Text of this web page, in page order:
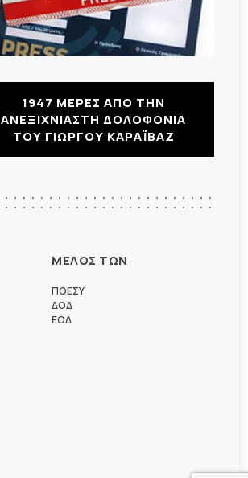
1947 ΜΕΡΕΣ ΑΠΟ ΤΗΝ
ΑΝΕΞΙΧΝΙΑΣΤΗ ΔΟΛΟΦΟΝΙΑ
ΤΟΥ ΓΙΩΡΓΟΥ ΚΑΡΑΪΒΑΖ
ΜΕΛΟΣ ΤΩΝ
ΠΟΕΣΥ
ΔΟΔ
ΕΟΔ